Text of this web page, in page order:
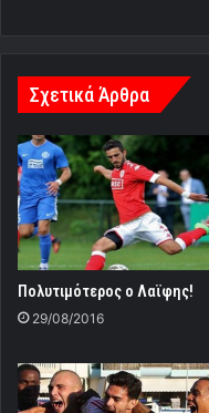
Σχετικά Άρθρα
Πολυτιμότερος ο Λαϊφης!
29/08/2016